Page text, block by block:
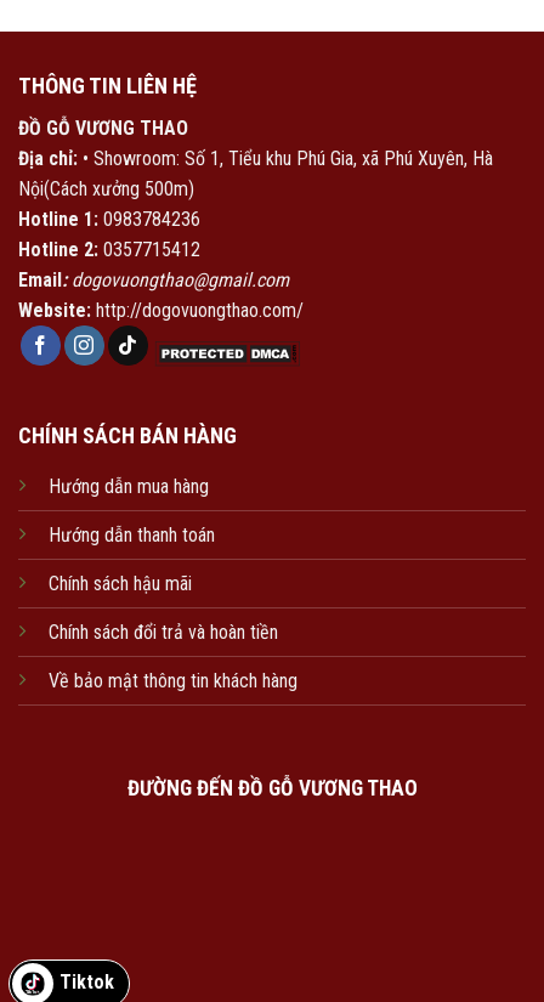
THÔNG TIN LIÊN HỆ
ĐỒ GỖ VƯƠNG THAO
Địa chỉ: • Showroom: Số 1, Tiểu khu Phú Gia, xã Phú Xuyên, Hà
Nội(Cách xưởng 500m)
Hotline 1: 0983784236
Hotline 2: 0357715412
Email :dogovuongthao@gmail.com
Website: http://dogovuongthao.com/
CHÍNH SÁCH BÁN HÀNG
Hướng dẫn mua hàng
Hướng dẫn thanh toán
Chính sách hậu mãi
Chính sách đổi trả và hoàn tiền
Về bảo mật thông tin khách hàng
ĐƯỜNG ĐẾN ĐỒ GỖ VƯƠNG THAO
Tiktok